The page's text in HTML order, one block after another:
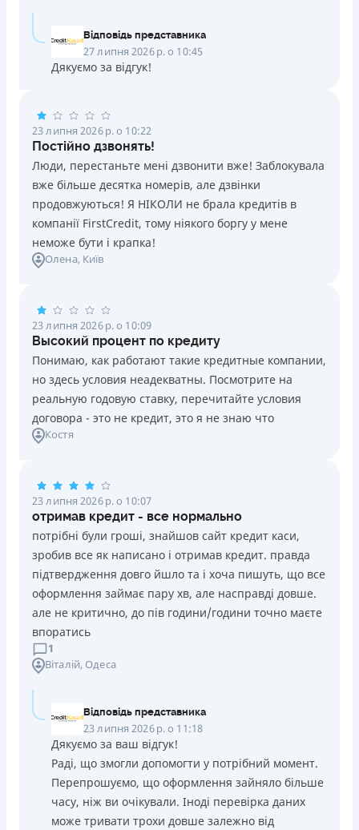
Відповідь представника
27 липня 2026 р. о 10:45
Дякуємо за відгук!
23 липня 2026 р. о 10:22
Постійно дзвонять!
Люди, перестаньте мені дзвонити вже! Заблокувала
вже більше десятка номерів, але дзвінки
продовжуються! Я НІКОЛИ не брала кредитів в
компанії FirstCredit, тому ніякого боргу у мене
неможе бути і крапка!
Олена, Київ
23 липня 2026 р. о 10:09
Высокий процент по кредиту
Понимаю, как работают такие кредитные компании,
но здесь условия неадекватны. Посмотрите на
реальную годовую ставку, перечитайте условия
договора - это не кредит, это я не знаю что
Костя
23 липня 2026 р. о 10:07
отримав кредит - все нормально
потрібні були гроші, знайшов сайт кредит каси,
зробив все як написано і отримав кредит. правда
підтвердження довго йшло та і хоча пишуть, що все
оформлення займає пару хв, але насправді довше.
але не критично, до пів години/години точно маєте
впоратись
1
Віталій, Одеса
Відповідь представника
23 липня 2026 р. о 11:18
Дякуємо за ваш відгук!
Раді, що змогли допомогти у потрібний момент.
Перепрошуємо, що оформлення зайняло більше
часу, ніж ви очікували. Іноді перевірка даних
може тривати трохи довше залежно від